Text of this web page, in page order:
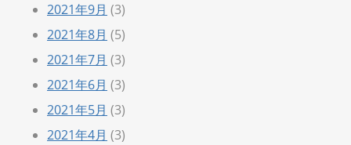
2021年9月 (3)
2021年8月 (5)
2021年7月 (3)
2021年6月 (3)
2021年5月 (3)
2021年4月 (3)